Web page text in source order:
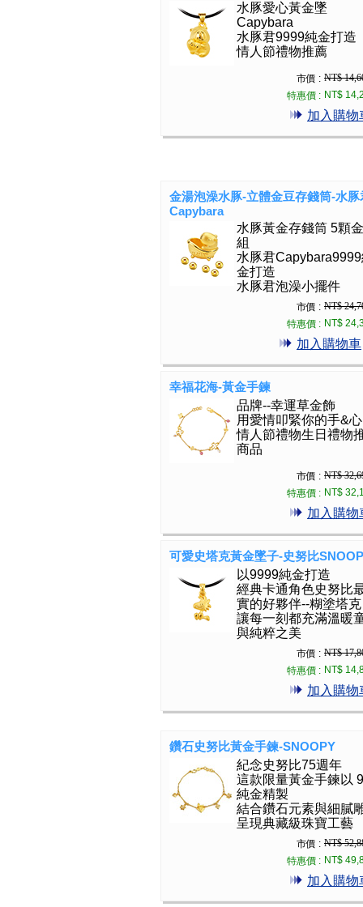
水豚愛心黃金墜
Capybara
水豚君9999純金打造
情人節禮物推薦
市價 : NT$
特惠價 : NT$
加入購物
金湯泡澡水豚-立體金豆存錢筒-水豚
Capybara
水豚黃金存錢筒 5顆
組
水豚君
金打造
水豚君泡澡小擺件
市價 : NT$
特惠價 : NT$
加入購物車
幸福花海-黃金手鍊
品牌--幸運草金飾
用愛情叩緊你的手&心
情人節禮物生日禮物
商品
市價 : NT$
特惠價 : NT$
加入購物
可愛史塔克黃金墜子-史努比
以9999純金打造
經典卡通角色史努比
實的好夥伴--糊塗塔克
讓每一刻都充滿溫暖
與純粹之美
市價 : NT$
特惠價 : NT$
加入購物
鑽石史努比黃金手鍊-SNOOPY
紀念史努比75週年
這款限量黃金手鍊以
純金精製
結合鑽石元素與細膩
呈現典藏級珠寶工藝
市價 : NT$
特惠價 : NT$
加入購物